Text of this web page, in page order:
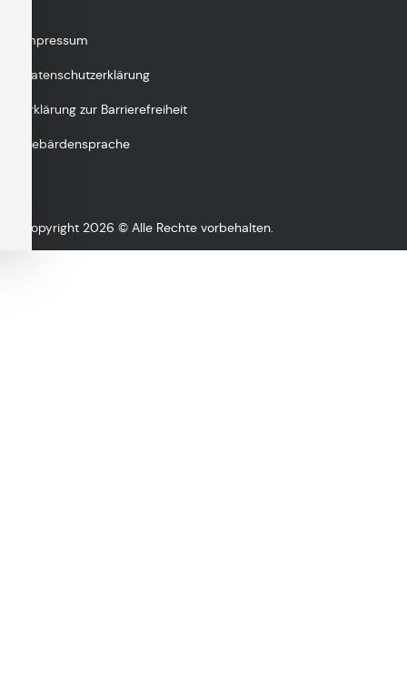
Impressum
Datenschutzerklärung
Erklärung zur Barrierefreiheit
Gebärdensprache
Copyright 2026 © Alle Rechte vorbehalten.